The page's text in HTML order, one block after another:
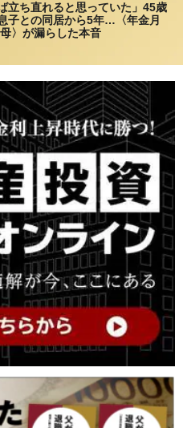
立ち直れると思っていた」45歳
子との同居から5年…〈年金月
〉が漏らした本音